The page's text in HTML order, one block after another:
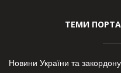
ТЕМИ
Новини України та закордону